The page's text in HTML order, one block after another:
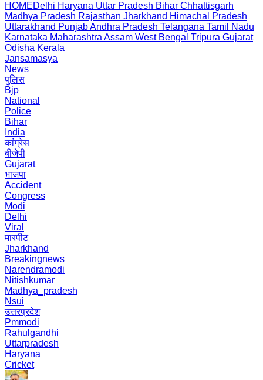
HOMEDelhi Haryana Uttar Pradesh Bihar Chhattisgarh
Madhya Pradesh Rajasthan Jharkhand Himachal Pradesh
Uttarakhand PunjabAndhra Pradesh Telangana Tamil Nadu
Karnataka Maharashtra Assam West Bengal Tripura Gujarat
Odisha Kerala
Jansamasya
News
पुलिस
Bjp
National
Police
Bihar
India
कांग्रेस
बीजेपी
Gujarat
भाजपा
Accident
Congress
Modi
Delhi
Viral
मारपीट
Jharkhand
Breakingnews
Narendramodi
Nitishkumar
Madhya_pradesh
Nsui
उत्तरप्रदेश
Pmmodi
Rahulgandhi
Uttarpradesh
Haryana
Cricket